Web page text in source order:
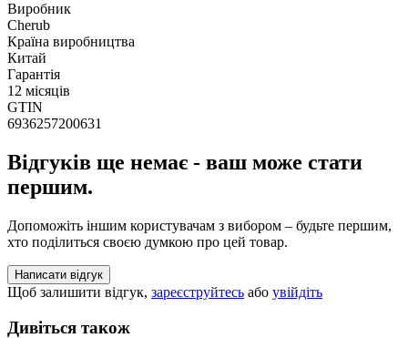
Виробник
Cherub
Країна виробництва
Китай
Гарантія
12 місяців
GTIN
6936257200631
Відгуків ще немає - ваш може стати
першим.
Допоможіть іншим користувачам з вибором – будьте першим,
хто поділиться своєю думкою про цей товар.
Написати відгук
Щоб залишити відгук, зареєструйтесь або увійдіть
Дивіться також